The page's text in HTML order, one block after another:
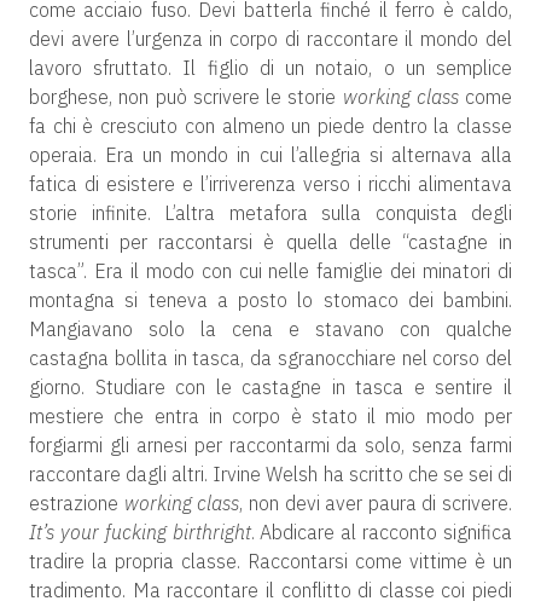
come acciaio fuso. Devi batterla finché il ferro è caldo,
devi avere l’urgenza in corpo di raccontare il mondo del
lavoro sfruttato. Il figlio di un notaio, o un semplice
borghese, non può scrivere le storie working classcome
fa chi è cresciuto con almeno un piede dentro la classe
operaia. Era un mondo in cui l’allegria si alternava alla
fatica di esistere e l’irriverenza verso i ricchi alimentava
storie infinite. L’altra metafora sulla conquista degli
strumenti per raccontarsi è quella delle “castagne in
tasca”. Era il modo con cui nelle famiglie dei minatori di
montagna si teneva a posto lo stomaco dei bambini.
Mangiavano solo la cena e stavano con qualche
castagna bollita in tasca, da sgranocchiare nel corso del
giorno. Studiare con le castagne in tasca e sentire il
mestiere che entra in corpo è stato il mio modo per
forgiarmi gli arnesi per raccontarmi da solo, senza farmi
raccontare dagli altri. Irvine Welsh ha scritto che se sei di
estrazione working class, non devi aver paura di scrivere.
It’s your fucking birthright. Abdicare al racconto significa
tradire la propria classe. Raccontarsi come vittime è un
tradimento. Ma raccontare il conflitto di classe coi piedi